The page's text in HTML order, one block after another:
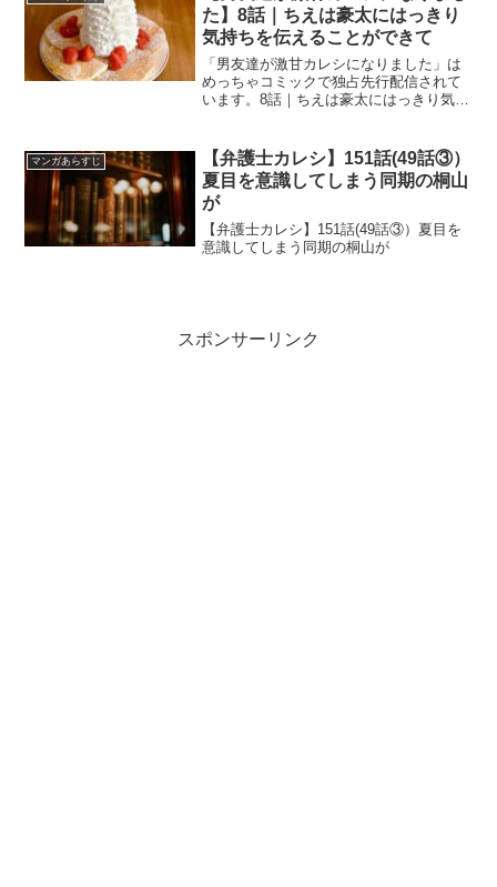
た】8話｜ちえは豪太にはっきり
気持ちを伝えることができて
「男友達が激甘カレシになりました」は
めっちゃコミックで独占先行配信されて
います。8話｜ちえは豪太にはっきり気持
マンガあらすじ
【弁護士カレシ】151話(49話③）
夏目を意識してしまう同期の桐山
が
【弁護士カレシ】151話(49話③）夏目を
意識してしまう同期の桐山が
スポンサーリンク